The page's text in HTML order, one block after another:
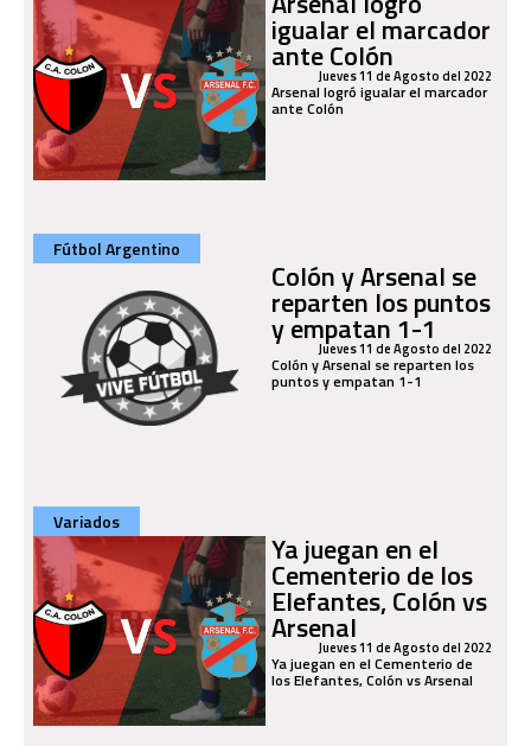
igualar el marcador
ante Colón
Jueves 11 de Agosto del 2022
Arsenal logró igualar el marcador
ante Colón
Fútbol Argentino
Colón y Arsenal se
reparten los puntos
y empatan 1-1
Jueves 11 de Agosto del 2022
Colón y Arsenal se reparten los
puntos y empatan 1-1
Variados
Ya juegan en el
Cementerio de los
Elefantes, Colón vs
ArsenalJueves 11 de Agosto del 2022
Ya juegan en el Cementerio de
los Elefantes, Colón vs Arsenal